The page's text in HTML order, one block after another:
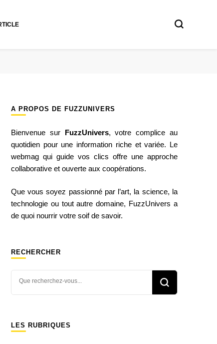
A PROPOS DE FUZZUNIVERS
Bienvenue sur FuzzUnivers, votre complice au
quotidien pour une information riche et variée. Le
webmag qui guide vos clics offre une approche
collaborative et ouverte aux coopérations.
Que vous soyez passionné par l’art, la science, la
technologie ou tout autre domaine, FuzzUnivers a
de quoi nourrir votre soif de savoir.
RECHERCHER
LES RUBRIQUES